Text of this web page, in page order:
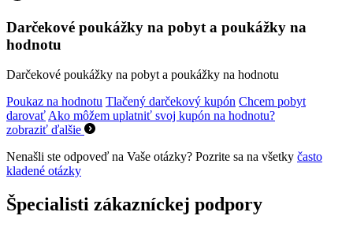
Darčekové poukážky na pobyt a poukážky na
hodnotu
Darčekové poukážky na pobyt a poukážky na hodnotu
Poukaz na hodnotu Tlačený darčekový kupón Chcem pobyt
darovaťAko môžem uplatniť svoj kupón na hodnotu?
zobraziť ďalšie
Nenašli ste odpoveď na Vaše otázky? Pozrite sa na všetky často
kladené otázky
Špecialisti zákazníckej podpory